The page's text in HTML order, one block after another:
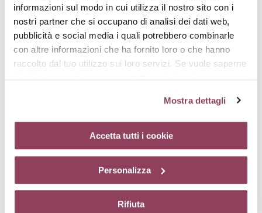
informazioni sul modo in cui utilizza il nostro sito con i
nostri partner che si occupano di analisi dei dati web,
pubblicità e social media i quali potrebbero combinarle
con altre informazioni che ha fornito loro o che hanno
raccolto dal tuo utilizzo sui loro servizi. Se vuole saperne
di più o negare il consenso a tutti o ad alcuni
cliccando sul tasto “Accetta tutti i cookie”. Se non vuole i
cookie di profilazione può negare il consenso sul tasto
“Rifiuta”. Chiudendo questo banner tramite l’apposito
comando “X” continuerai la navigazione del sito in
diversi da quelli tecnici.
Mostra dettagli
Accetta tutti i cookie
Personalizza
Rifiuta
L'intesa perfetta